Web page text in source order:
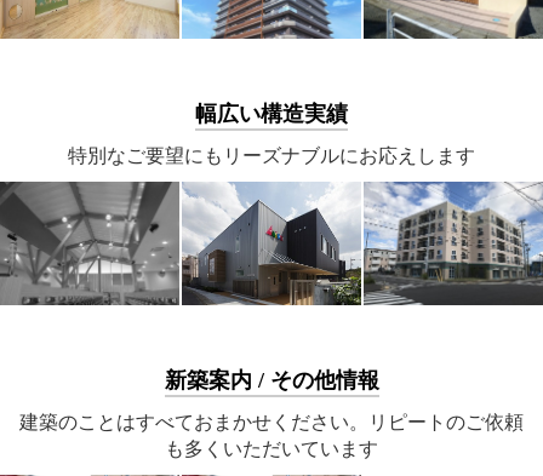
幅広い構造実績
特別なご要望にもリーズナブルにお応えします
新築案内 / その他情報
建築のことはすべておまかせください。リピートのご依頼
も多くいただいています